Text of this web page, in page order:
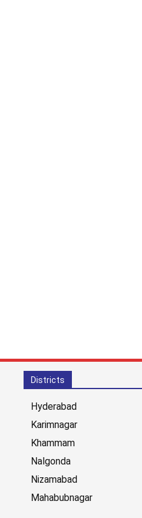
Districts
Hyderabad
Karimnagar
Khammam
Nalgonda
Nizamabad
Mahabubnagar